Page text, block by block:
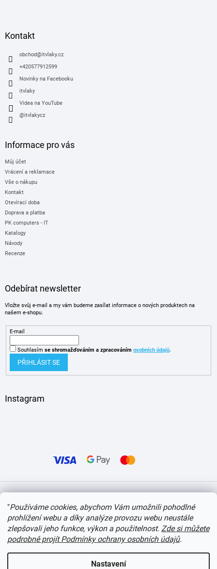
"Používáme cookies, abychom Vám umožnili pohodlné
prohlížení webu a díky analýze provozu webu neustále
zlepšovali jeho funkce, výkon a použitelnost. Zde si můžete
podrobně projít Podmínky ochrany osobních údajů.
Nastavení
Kontakt
obchod@itvlaky.cz
+420577912599
Novinky na Facebooku
itvlaky
Videa na YouTube
@itvlakycz
Informace pro vás
Můj účet
Vrácení a reklamace
Vše o nákupu
Kontakt
Otevírací doba
Doprava a platba
PK computers - IT
Katalogy
Návody
Recenze
Odebírat newsletter
Vložte svůj e-mail a my vám budeme zasílat informace o nových produktech na
našem e-shopu.
E-mail
Souhlasím se shromažďováním a zpracováním osobních údajů.
PŘIHLÁSIT SE
Instagram
Copyright 2026itvlaky.cz . Všechna práva vyhrazena. Upravit nastavení cookies